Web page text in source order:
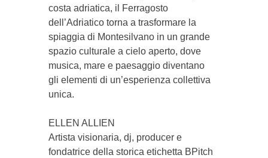
costa adriatica, il Ferragosto
dell’Adriatico torna a trasformare la
spiaggia di Montesilvano in un grande
spazio culturale a cielo aperto, dove
musica, mare e paesaggio diventano
gli elementi di un’esperienza collettiva
unica.
ELLEN ALLIEN
Artista visionaria, dj, producer e
fondatrice della storica etichetta BPitch